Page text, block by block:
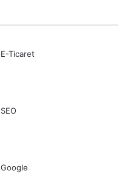
E-Ticaret
SEO
Google